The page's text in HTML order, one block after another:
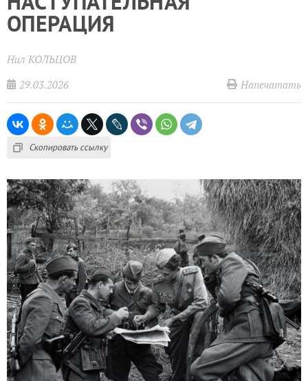
ОПЕРАЦИЯ
Нил КОЛЬЦОВ
29.03.2026
Напечатать
Скопировать ссылку